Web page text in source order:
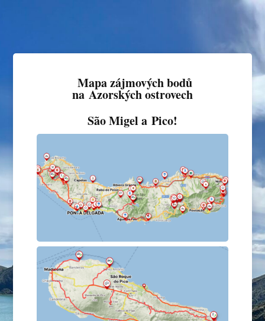
Mapa zájmových bodů
na Azorských ostrovech
São Migel a Pico!